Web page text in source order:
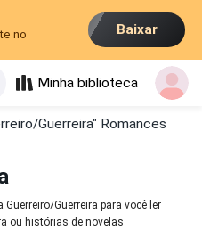
no
Baixar
Minha biblioteca
Guerreira" Romances
Guerreira para você ler
ou histórias de novelas